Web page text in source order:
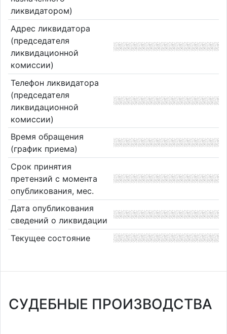
ликвидатором)
Адрес ликвидатора
(председателя
ликвидационной
комиссии)
Телефон ликвидатора
(председателя
ликвидационной
комиссии)
Время обращения
(график приема)
Срок принятия
претензий с момента
опубликования, мес.
Дата опубликования
сведений о ликвидации
Текущее состояние
СУДЕБНЫЕ ПРОИЗВОДСТВА